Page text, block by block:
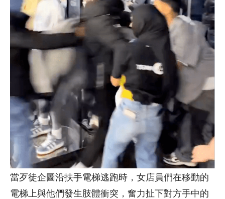
當歹徒企圖沿扶手電梯逃跑時，女店員們在移動的
電梯上與他們發生肢體衝突，奮力扯下對方手中的